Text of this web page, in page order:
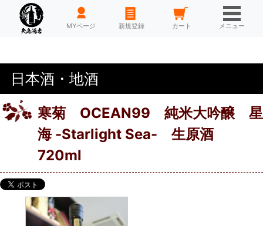
HOME MYページ 新規登録 カート メニュー
日本酒・地酒
寒菊 OCEAN99 純米大吟醸 星
海 -Starlight Sea- 生原酒
720ml